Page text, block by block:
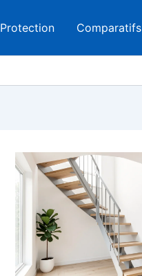
Protection Comparatifs